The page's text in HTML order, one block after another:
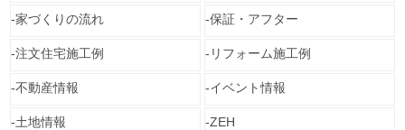
家づくりの流れ 保証・アフター
注文住宅施工例 リフォーム施工例
不動産情報 イベント情報
土地情報 ZEH